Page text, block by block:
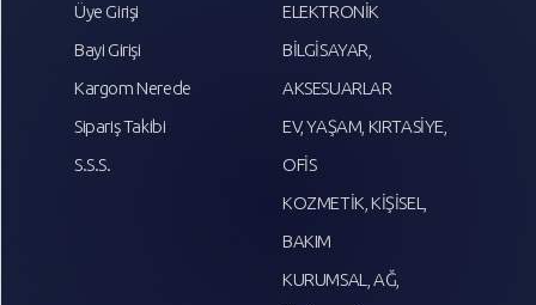
Üye Girişi
Bayi Girişi
Kargom Nerede
Sipariş Takibi
S.S.S.
ELEKTRONİK
BİLGİSAYAR,
AKSESUARLAR
EV, YAŞAM, KIRTASİYE,
OFİS
KOZMETİK, KİŞİSEL,
BAKIM
KURUMSAL, AĞ,